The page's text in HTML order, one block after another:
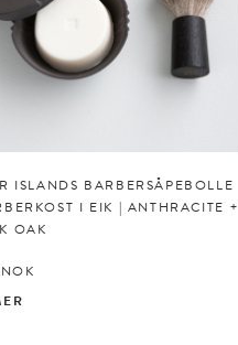
ISLANDS BARBERSÅPEBOLLE
I EIK | ANTHRACITE +
OAK
NOK